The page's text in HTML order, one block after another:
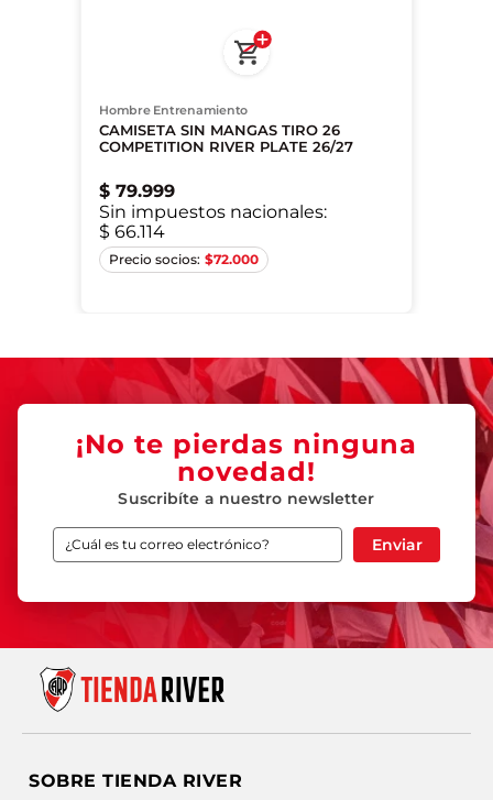
Hombre Entrenamiento
CAMISETA SIN MANGAS TIRO 26
COMPETITION RIVER PLATE 26/27
$ 79.999
Sin impuestos nacionales:
$ 66.114
$72.000
S M L XL
¡No te pierdas ninguna
novedad!
Suscribíte a nuestro newsletter
Enviar
SOBRE TIENDA RIVER